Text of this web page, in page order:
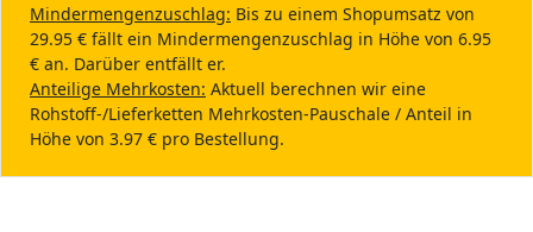
Mindermengenzuschlag: Bis zu einem Shopumsatz von
29.95 € fällt ein Mindermengenzuschlag in Höhe von 6.95
€ an. Darüber entfällt er.
Anteilige Mehrkosten: Aktuell berechnen wir eine
Rohstoff-/Lieferketten Mehrkosten-Pauschale / Anteil in
Höhe von 3.97 € pro Bestellung.